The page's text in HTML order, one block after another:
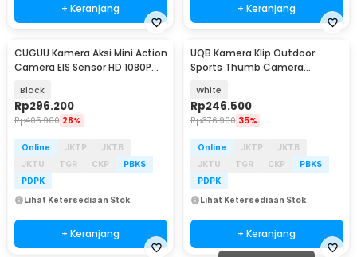
+ Keranjang + Keranjang
CUGUU Kamera Aksi Mini Action
Camera EIS Sensor HD 1080P
Black
Rp296.200
Rp405.900 28%
Online JKTP
JKTB
JKTU
TGR CKP
PBKS
PDPK
Lihat Ketersediaan Stok
+ Keranjang
UQB Kamera Klip Outdoor
Sports Thumb Camera
White
Rp246.500
Rp376.900 35%
Online JKTP
JKTB
JKTU
TGR CKP
PBKS
PDPK
Lihat Ketersediaan Stok
+ Keranjang